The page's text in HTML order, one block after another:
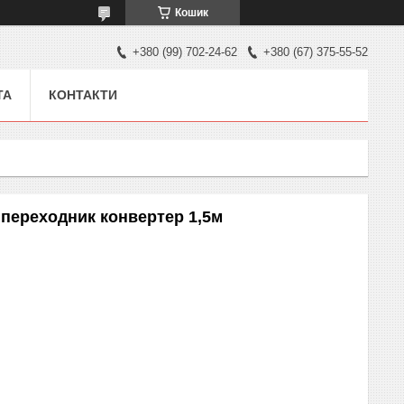
Кошик
+380 (99) 702-24-62 +380 (67) 375-55-52
КОНТАКТИ
конвертер 1,5м